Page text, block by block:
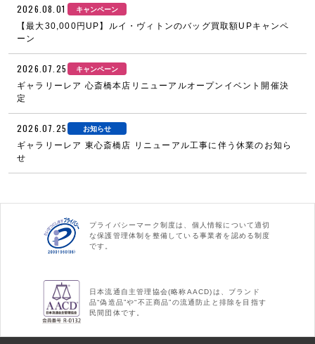
2026.08.01 キャンペーン
【最大30,000円UP】ルイ・ヴィトンのバッグ買取額UPキャンペ
ーン
2026.07.25 キャンペーン
ギャラリーレア 心斎橋本店リニューアルオープンイベント開催決
定
2026.07.25 お知らせ
ギャラリーレア 東心斎橋店 リニューアル工事に伴う休業のお知ら
せ
プライバシーマーク制度は、個人情報について適切
な保護管理体制を整備している事業者を認める制度
です。
日本流通自主管理協会(略称AACD)は、ブランド
品“偽造品”や“不正商品”の流通防止と排除を目指す
民間団体です。